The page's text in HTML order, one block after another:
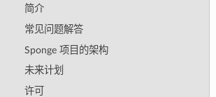
简介
常见问题解答
Sponge 项目的架构
未来计划
许可